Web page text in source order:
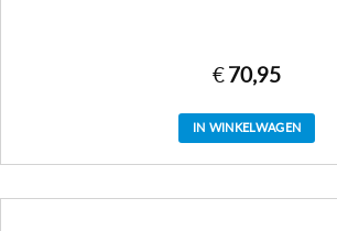
€70,95
IN WINKELWAGEN